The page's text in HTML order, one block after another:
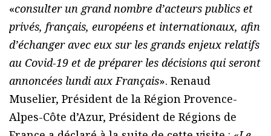
«consulter un grand nombre d’acteurs publics et
privés, français, européens et internationaux, afin
d’échanger avec eux sur les grands enjeux relatifs
au Covid-19 et de préparer les décisions qui seront
annoncées lundi aux Français». Renaud
Muselier, Président de la Région Provence-
Alpes-Côte d’Azur, Président de Régions de